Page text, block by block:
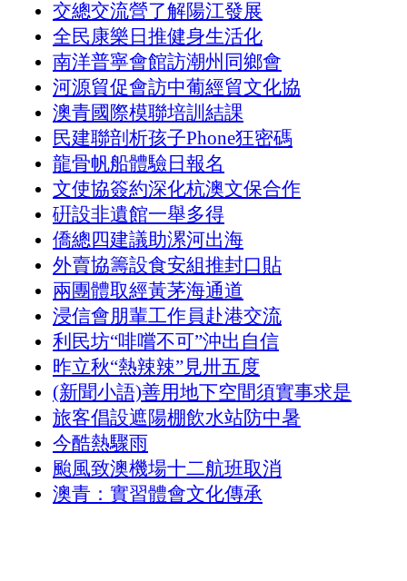
交總交流營了解陽江發展
全民康樂日推健身生活化
南洋普寧會館訪潮州同鄉會
河源貿促會訪中葡經貿文化協
澳青國際模聯培訓結課
民建聯剖析孩子Phone狂密碼
龍骨帆船體驗日報名
文使協簽約深化杭澳文保合作
硏設非遺館一舉多得
僑總四建議助漯河出海
外賣協籌設食安組推封口貼
兩團體取經黃茅海通道
浸信會朋輩工作員赴港交流
利民坊“啡嚐不可”沖出自信
昨立秋“熱辣辣”見卅五度
(新聞小語)善用地下空間須實事求是
旅客倡設遮陽棚飲水站防中暑
今酷熱驟雨
颱風致澳機場十二航班取消
澳青：實習體會文化傳承